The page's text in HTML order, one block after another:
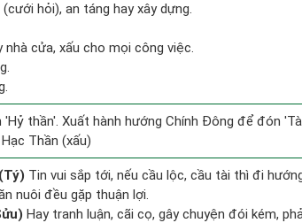
hỏi), an táng hay xây dựng.
nhà cửa, xấu cho mọi công việc.
thần'. Xuất hành hướng Chính Đông để đón
Thần (xấu)
Tin vui sắp tới, nếu cầu lộc, cầu tài thì đi
nuôi đều gặp thuận lợi.
Hay tranh luận, cãi cọ, gây chuyện đói kém,